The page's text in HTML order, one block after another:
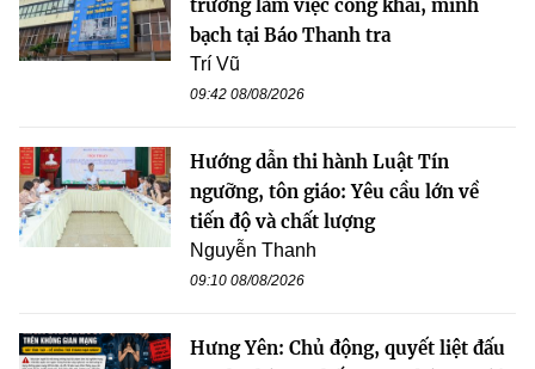
trường làm việc công khai, minh
bạch tại Báo Thanh tra
Trí Vũ
09:42 08/08/2026
Hướng dẫn thi hành Luật Tín
ngưỡng, tôn giáo: Yêu cầu lớn về
tiến độ và chất lượng
Nguyễn Thanh
09:10 08/08/2026
Hưng Yên: Chủ động, quyết liệt đấu